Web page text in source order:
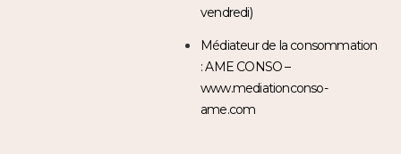
vendredi)
Médiateur de la consommation
: AME CONSO –
www.mediationconso-
ame.com